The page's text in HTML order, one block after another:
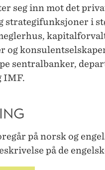
seg inn mot det
strategifunksjoner i
og
sentralbanker,
IMF.
på norsk og
på de